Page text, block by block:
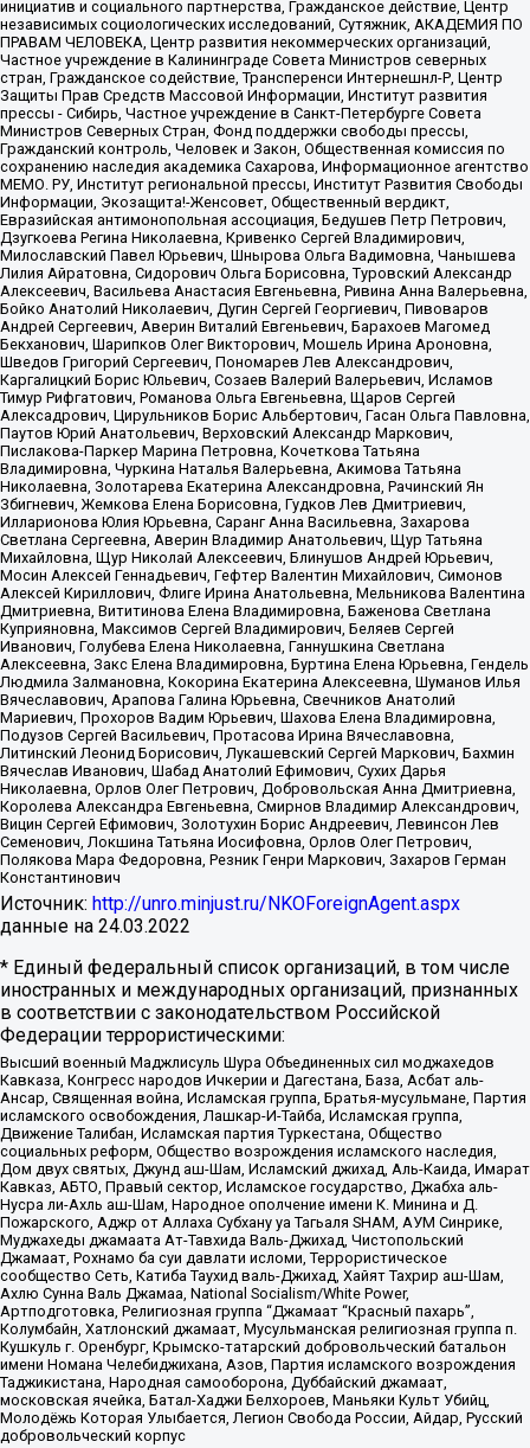
инициатив и социального партнерства, Гражданское действие, Центр
независимых социологических исследований, Сутяжник, АКАДЕМИЯ ПО
ПРАВАМ ЧЕЛОВЕКА, Центр развития некоммерческих организаций,
Частное учреждение в Калининграде Совета Министров северных
стран, Гражданское содействие, Трансперенси Интернешнл-Р, Центр
Защиты Прав Средств Массовой Информации, Институт развития
прессы - Сибирь, Частное учреждение в Санкт-Петербурге Совета
Министров Северных Стран, Фонд поддержки свободы прессы,
Гражданский контроль, Человек и Закон, Общественная комиссия по
сохранению наследия академика Сахарова, Информационное агентство
МЕМО. РУ, Институт региональной прессы, Институт Развития Свободы
Информации, Экозащита!-Женсовет, Общественный вердикт,
Евразийская антимонопольная ассоциация, Бедушев Петр Петрович,
Дзугкоева Регина Николаевна, Кривенко Сергей Владимирович,
Милославский Павел Юрьевич, Шнырова Ольга Вадимовна, Чанышева
Лилия Айратовна, Сидорович Ольга Борисовна, Туровский Александр
Алексеевич, Васильева Анастасия Евгеньевна, Ривина Анна Валерьевна,
Бойко Анатолий Николаевич, Дугин Сергей Георгиевич, Пивоваров
Андрей Сергеевич, Аверин Виталий Евгеньевич, Барахоев Магомед
Бекханович, Шарипков Олег Викторович, Мошель Ирина Ароновна,
Шведов Григорий Сергеевич, Пономарев Лев Александрович,
Каргалицкий Борис Юльевич, Созаев Валерий Валерьевич, Исламов
Тимур Рифгатович, Романова Ольга Евгеньевна, Щаров Сергей
Алексадрович, Цирульников Борис Альбертович, Гасан Ольга Павловна,
Паутов Юрий Анатольевич, Верховский Александр Маркович,
Пислакова-Паркер Марина Петровна, Кочеткова Татьяна
Владимировна, Чуркина Наталья Валерьевна, Акимова Татьяна
Николаевна, Золотарева Екатерина Александровна, Рачинский Ян
Збигневич, Жемкова Елена Борисовна, Гудков Лев Дмитриевич,
Илларионова Юлия Юрьевна, Саранг Анна Васильевна, Захарова
Светлана Сергеевна, Аверин Владимир Анатольевич, Щур Татьяна
Михайловна, Щур Николай Алексеевич, Блинушов Андрей Юрьевич,
Мосин Алексей Геннадьевич, Гефтер Валентин Михайлович, Симонов
Алексей Кириллович, Флиге Ирина Анатольевна, Мельникова Валентина
Дмитриевна, Вититинова Елена Владимировна, Баженова Светлана
Куприяновна, Максимов Сергей Владимирович, Беляев Сергей
Иванович, Голубева Елена Николаевна, Ганнушкина Светлана
Алексеевна, Закс Елена Владимировна, Буртина Елена Юрьевна, Гендель
Людмила Залмановна, Кокорина Екатерина Алексеевна, Шуманов Илья
Вячеславович, Арапова Галина Юрьевна, Свечников Анатолий
Мариевич, Прохоров Вадим Юрьевич, Шахова Елена Владимировна,
Подузов Сергей Васильевич, Протасова Ирина Вячеславовна,
Литинский Леонид Борисович, Лукашевский Сергей Маркович, Бахмин
Вячеслав Иванович, Шабад Анатолий Ефимович, Сухих Дарья
Николаевна, Орлов Олег Петрович, Добровольская Анна Дмитриевна,
Королева Александра Евгеньевна, Смирнов Владимир Александрович,
Вицин Сергей Ефимович, Золотухин Борис Андреевич, Левинсон Лев
Семенович, Локшина Татьяна Иосифовна, Орлов Олег Петрович,
Полякова Мара Федоровна, Резник Генри Маркович, Захаров Герман
Константинович
Источник: http://unro.minjust.ru/NKOForeignAgent.aspx
данные на 24.03.2022
* Единый федеральный список организаций, в том числе
иностранных и международных организаций, признанных
в соответствии с законодательством Российской
Федерации террористическими:
Высший военный Маджлисуль Шура Объединенных сил моджахедов
Кавказа, Конгресс народов Ичкерии и Дагестана, База, Асбат аль-
Ансар, Священная война, Исламская группа, Братья-мусульмане, Партия
исламского освобождения, Лашкар-И-Тайба, Исламская группа,
Движение Талибан, Исламская партия Туркестана, Общество
социальных реформ, Общество возрождения исламского наследия,
Дом двух святых, Джунд аш-Шам, Исламский джихад, Аль-Каида, Имарат
Кавказ, АБТО, Правый сектор, Исламское государство, Джабха аль-
Нусра ли-Ахль аш-Шам, Народное ополчение имени К. Минина и Д.
Пожарского, Аджр от Аллаха Субхану уа Тагьаля SHAM, АУМ Синрике,
Муджахеды джамаата Ат-Тавхида Валь-Джихад, Чистопольский
Джамаат, Рохнамо ба суи давлати исломи, Террористическое
сообщество Сеть, Катиба Таухид валь-Джихад, Хайят Тахрир аш-Шам,
Ахлю Сунна Валь Джамаа, National Socialism/White Power,
Артподготовка, Религиозная группа “Джамаат “Красный пахарь”,
Колумбайн, Хатлонский джамаат, Мусульманская религиозная группа п.
Кушкуль г. Оренбург, Крымско-татарский добровольческий батальон
имени Номана Челебиджихана, Азов, Партия исламского возрождения
Таджикистана, Народная самооборона, Дуббайский джамаат,
московская ячейка, Батал-Хаджи Белхороев, Маньяки Культ Убийц,
Молодёжь Которая Улыбается, Легион Свобода России, Айдар, Русский
добровольческий корпус